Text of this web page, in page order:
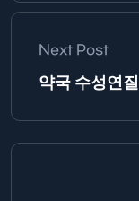
Next Post
약국 수성연